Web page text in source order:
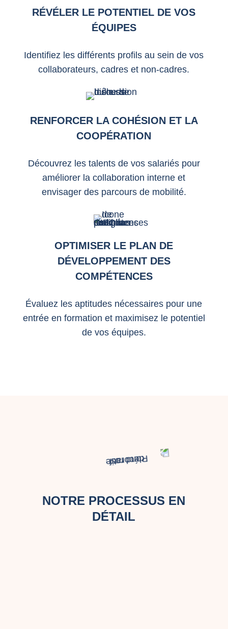
RÉVÉLER LE POTENTIEL DE VOS
ÉQUIPES
Identifiez les différents profils au sein de vos
collaborateurs, cadres et non-cadres.
RENFORCER LA COHÉSION ET LA
COOPÉRATION
Découvrez les talents de vos salariés pour
améliorer la collaboration interne et
envisager des parcours de mobilité.
OPTIMISER LE PLAN DE
DÉVELOPPEMENT DES
COMPÉTENCES
Évaluez les aptitudes nécessaires pour une
entrée en formation et maximisez le potentiel
de vos équipes.
NOTRE PROCESSUS EN
DÉTAIL